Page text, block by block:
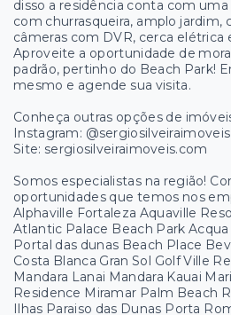
disso a residência conta com
com churrasqueira, amplo jardim,
câmeras com DVR, cerca elétrica
Aproveite a oportunidade de
padrão, pertinho do Beach Park!
mesmo e agende sua visita.
Conheça outras opções de
Instagram: @sergiosilveiraimoveis
Site: sergiosilveiraimoveis.com
Somos especialistas na região!
oportunidades que temos nos
Alphaville Fortaleza Aquaville
Atlantic Palace Beach Park
Portal das dunas Beach Place
Costa Blanca Gran Sol Golf Ville
Mandara Lanai Mandara Kauai
Residence Miramar Palm Beach
Ilhas Paraiso das Dunas Porta